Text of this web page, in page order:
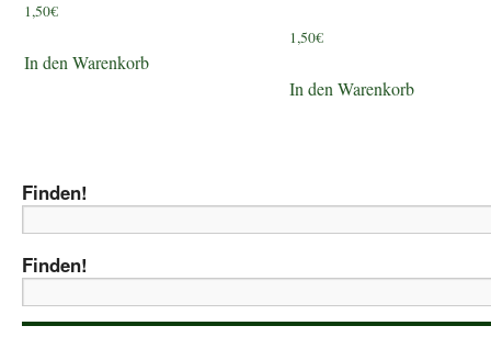
1,50€
In den Warenkorb
1,50€
In den Warenkorb
Finden!
Finden!